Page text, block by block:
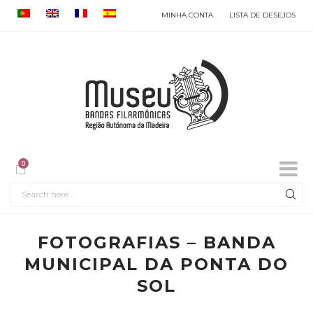
MINHA CONTA LISTA DE DESEJOS
0
FOTOGRAFIAS – BANDA
MUNICIPAL DA PONTA DO
SOL